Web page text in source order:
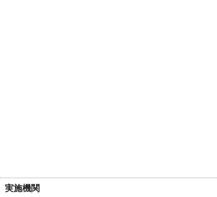
実施機関